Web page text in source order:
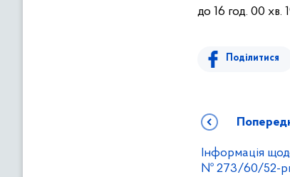
до 16 год. 00 хв.
Поділитися
Інформація
№ 273/60/52-